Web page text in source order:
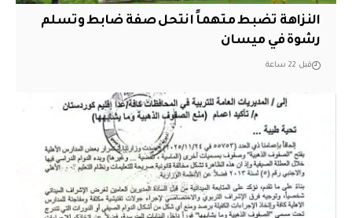
النزاهة تضبط متهماً انتحل صفة ضابط وتسلم
رشوة في ميسان
قبل 22 ساعة